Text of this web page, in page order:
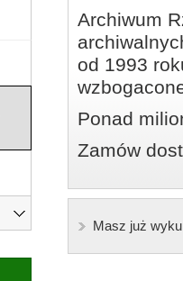
Archiwum
od 1993
Ponad
Zamów
Masz już